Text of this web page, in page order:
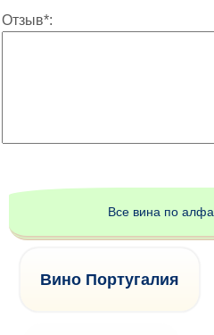
Отзыв*:
Все вина по
Вино Португалия